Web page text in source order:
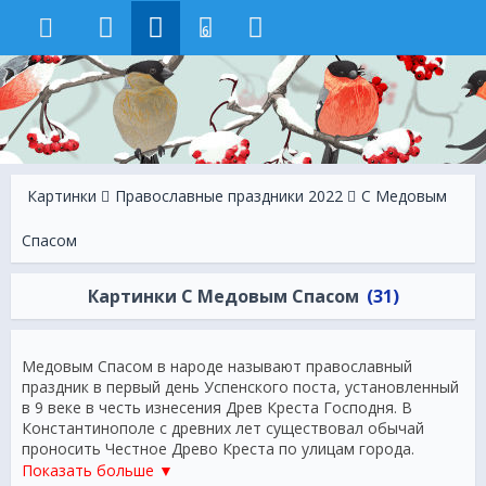
6
Картинки Православные праздники 2022 С Медовым
Спасом
Картинки С Медовым Спасом (31)
Медовым Спасом в народе называют православный
праздник в первый день Успенского поста, установленный
в 9 веке в честь изнесения Древ Креста Господня. В
Константинополе с древних лет существовал обычай
проносить Честное Древо Креста по улицам города.
Считалось, что это защитит жителей от всяческих
Показать больше ▼